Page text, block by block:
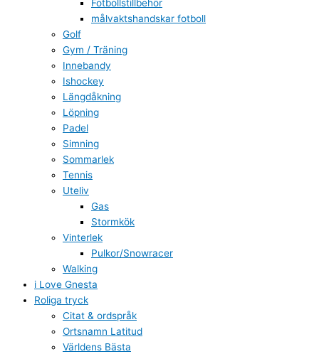
Fotbollstillbehör
målvaktshandskar fotboll
Golf
Gym / Träning
Innebandy
Ishockey
Längdåkning
Löpning
Padel
Simning
Sommarlek
Tennis
Uteliv
Gas
Stormkök
Vinterlek
Pulkor/Snowracer
Walking
i Love Gnesta
Roliga tryck
Citat & ordspråk
Ortsnamn Latitud
Världens Bästa